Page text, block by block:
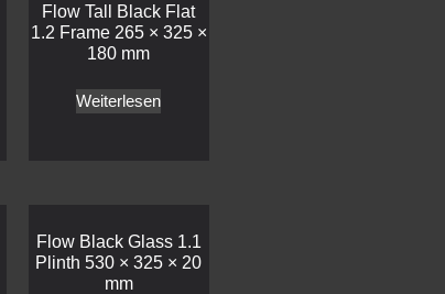
Flow Tall Black Flat
1.2 Frame 265 × 325 ×
180 mm
Weiterlesen
Flow Black Glass 1.1
Plinth 530 × 325 × 20
mm